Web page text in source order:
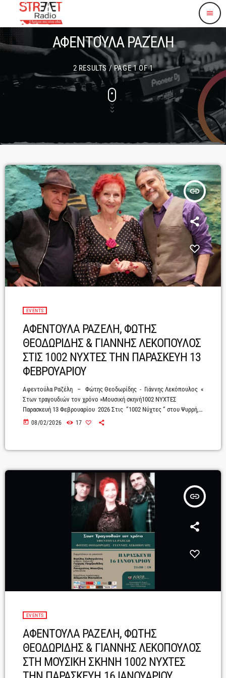
menu
ΑΦΕΝΤΟΎΛΑ ΡΑΖΈΛΗ
2 RESULTS / PAGE 1 OF 1
insert_link
EVENTS
ΑΦΕΝΤΟΥΛΑ ΡΑΖΕΛΗ, ΦΩΤΗΣ
ΘΕΟΔΩΡΙΔΗΣ & ΓΙΑΝΝΗΣ ΛΕΚΟΠΟΥΛΟΣ
ΣΤΙΣ 1002 ΝΥΧΤΕΣ ΤΗΝ ΠΑΡΑΣΚΕΥΗ 13
ΦΕΒΡΟΥΑΡΙΟΥ
Aφεντούλα Ραζέλη – Φώτης Θεοδωρίδης - Γιάννης Λεκόπουλος «
Στων τραγουδιών τον χρόνο »Μουσική σκηνή1002 ΝΥΧΤΕΣ
Παρασκευή 13 Φεβρουαρίου 2026 Στις ‘’1002 Νύχτες ‘’ στου Ψυρρή,
την Παρασκευή 13 Φεβρουαρίου, οι τρείς αγαπημένοι ερμηνευτές ,
λαϊκά και έντεχνα τραγούδια, αλλά και επιλογές από τη δική τους
today 08/02/2026 17
insert_link
EVENTS
ΑΦΕΝΤΟΥΛΑ ΡΑΖΕΛΗ, ΦΩΤΗΣ
ΘΕΟΔΩΡΙΔΗΣ & ΓΙΑΝΝΗΣ ΛΕΚΟΠΟΥΛΟΣ
ΣΤΗ ΜΟΥΣΙΚΗ ΣΚΗΝΗ 1002 ΝΥΧΤΕΣ